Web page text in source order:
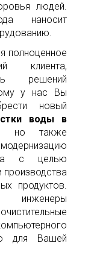
людей.
наносит
полноценное
клиента,
решений
у нас Вы
новый
воды в
, но также
с целью
производства
продуктов.
инженеры
для Вашей